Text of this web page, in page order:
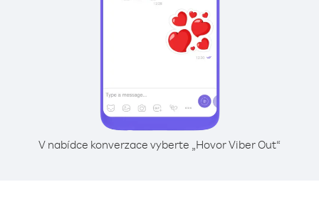
V nabídce konverzace vyberte „Hovor Viber Out“